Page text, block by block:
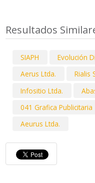
Resultados
SIAPH Evolución
Aerus Ltda.
Rialis
Infositio Ltda.
041 Grafica Publicitaria
Aeurus Ltda.